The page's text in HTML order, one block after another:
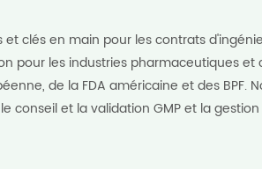
clés en main pour les contrats
pour les industries pharmaceutiques et
de la FDA américaine et des BPF.
conseil et la validation GMP et la